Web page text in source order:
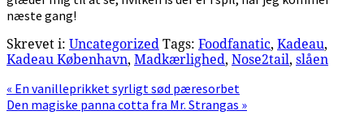
næste gang!
Skrevet i: Uncategorized Tags: Foodfanatic, Kadeau,
Kadeau København, Madkærlighed, Nose2tail, slåen
Previous
Post:
« En vanilleprikket syrligt sød pæresorbet
Next
Den magiske panna cotta fra Mr. Strangas »